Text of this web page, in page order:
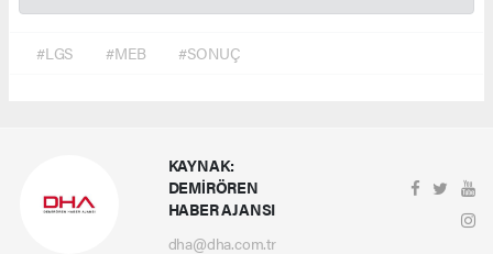
#LGS #MEB #SONUÇ
KAYNAK:
DEMİRÖREN
HABER AJANSI
dha@dha.com.tr